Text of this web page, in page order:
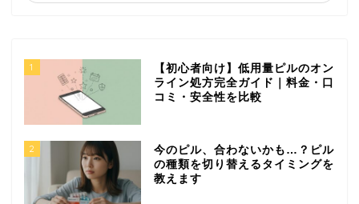
1
【初心者向け】低用量ピルのオン
ライン処方完全ガイド｜料金・口
コミ・安全性を比較
2
今のピル、合わないかも…？ピル
の種類を切り替えるタイミングを
教えます